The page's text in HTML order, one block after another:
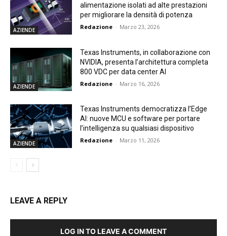
AZIENDE
alimentazione isolati ad alte prestazioni
per migliorare la densità di potenza
Redazione - Marzo 23, 2026
AZIENDE
Texas Instruments, in collaborazione con
NVIDIA, presenta l’architettura completa
800 VDC per data center AI
Redazione - Marzo 16, 2026
AZIENDE
Texas Instruments democratizza l’Edge
AI: nuove MCU e software per portare
l’intelligenza su qualsiasi dispositivo
Redazione - Marzo 11, 2026
LEAVE A REPLY
LOG IN TO LEAVE A COMMENT